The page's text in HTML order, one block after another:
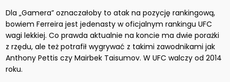
Dla „Gamera” oznaczałoby to atak na pozycję rankingową,
bowiem Ferreira jest jedenasty w oficjalnym rankingu UFC
wagi lekkiej. Co prawda aktualnie na koncie ma dwie porażki
z rzędu, ale też potrafił wygrywać z takimi zawodnikami jak
Anthony Pettis czy Mairbek Taisumov. W UFC walczy od 2014
roku.